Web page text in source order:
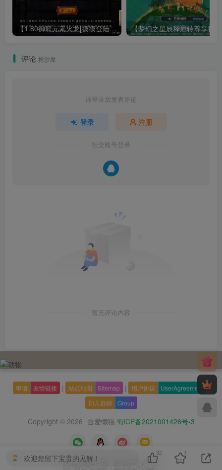
【1.80御龍元素火龙[摸摸登陆器]】战神引擎WIN服务端+GM工具+充值后台+双端+架设教程
评论 抢沙发
请登录后发表评论
登录 注册
社交账号登录
暂无评论内容
申请 友情链接 | 站点地图 Sitemap | 用户协议 UserAgreement |
加入群聊 Group
Copyright © 2026 · 吾爱懒猫 蜀ICP备2021001426号-3
欢迎您留下宝贵的见解！
32 1